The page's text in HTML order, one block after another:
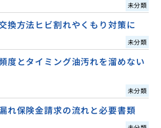
未分類
換方法ヒビ割れやくもり対策に
未分類
度とタイミング油汚れを溜めない
未分類
れ保険金請求の流れと必要書類